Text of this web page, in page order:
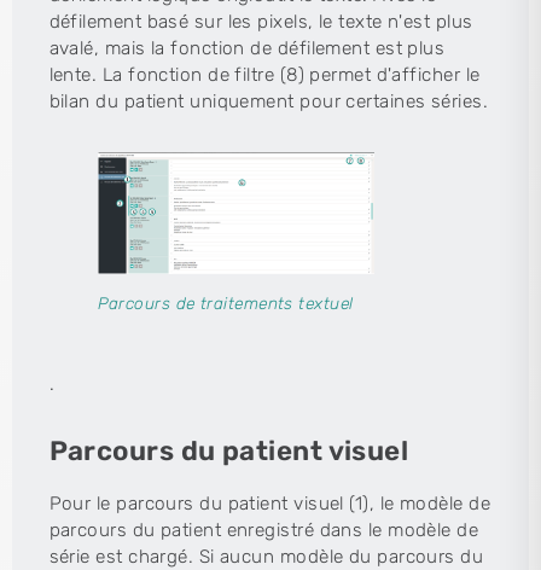
défilement basé sur les pixels, le texte n'est plus
avalé, mais la fonction de défilement est plus
lente. La fonction de filtre (8) permet d'afficher le
bilan du patient uniquement pour certaines séries.
Parcours de traitements textuel
.
Parcours du patient visuel
Pour le parcours du patient visuel (1), le modèle de
parcours du patient enregistré dans le modèle de
série est chargé. Si aucun modèle du parcours du